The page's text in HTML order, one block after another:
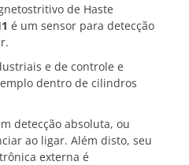
de Haste
é um sensor para detecção
e de controle e
dentro de cilindros
detecção absoluta, ou
ao ligar. Além disto, seu
externa é